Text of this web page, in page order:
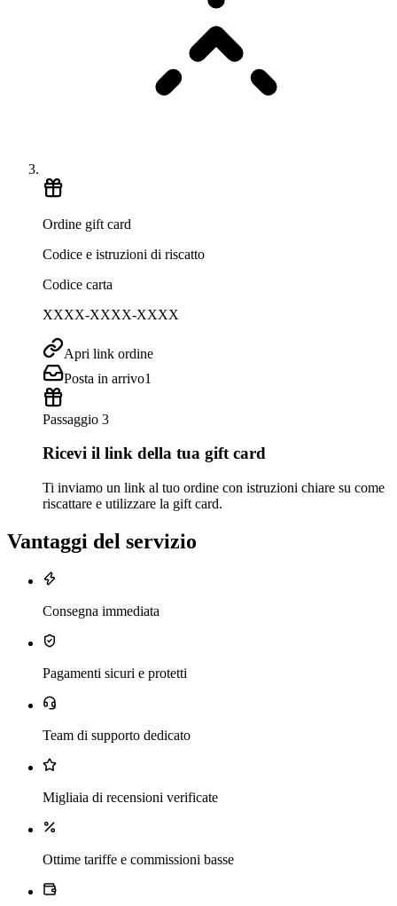
Ordine gift card
Codice e istruzioni di riscatto
Codice carta
XXXX-XXXX-XXXX
Apri link ordine
Posta in arrivo1
Passaggio 3
Ricevi il link della tua gift card
Ti inviamo un link al tuo ordine con istruzioni chiare su come
riscattare e utilizzare la gift card.
Vantaggi del servizio
Consegna immediata
Pagamenti sicuri e protetti
Team di supporto dedicato
Migliaia di recensioni verificate
Ottime tariffe e commissioni basse